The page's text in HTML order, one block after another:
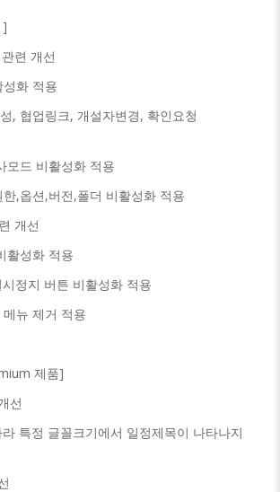
]
련 개선
화 적용
, 협업링크, 개설자변경, 확인요청
모드 비활성화 적용
,옵션,버전,폴더 비활성화 적용
개선
활성화 적용
정지 버튼 비활성화 적용
뉴 제거 적용
제품]
선
특정 글꼴크기에서 일정제목이 나타나지